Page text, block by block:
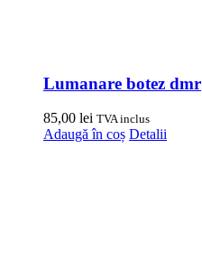
Lumanare botez dmr
85,00 lei TVA inclus
Adaugă în coș Detalii